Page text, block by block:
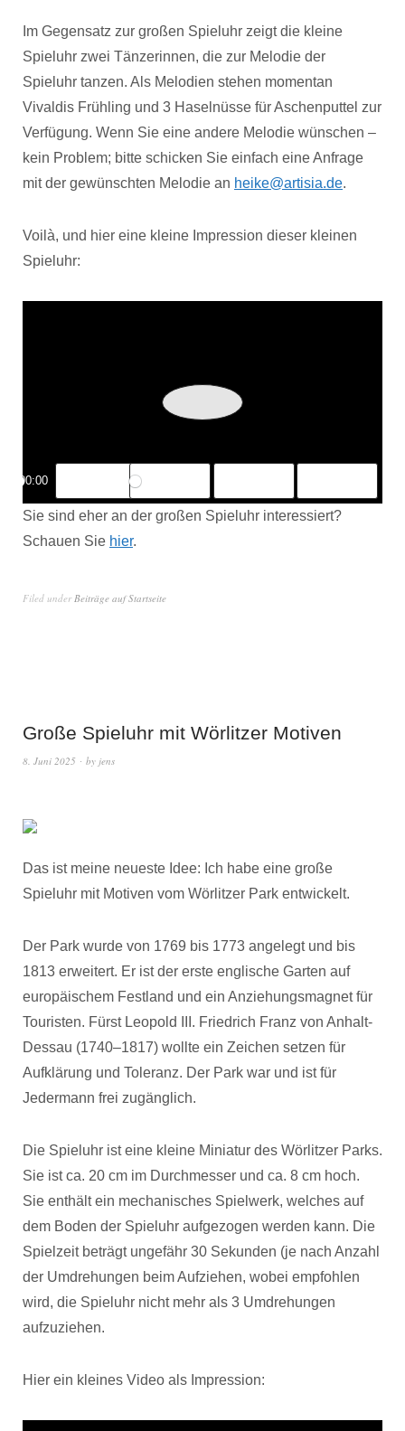
Im Gegensatz zur großen Spieluhr zeigt die kleine
Spieluhr zwei Tänzerinnen, die zur Melodie der
Spieluhr tanzen. Als Melodien stehen momentan
Vivaldis Frühling und 3 Haselnüsse für Aschenputtel zur
Verfügung. Wenn Sie eine andere Melodie wünschen –
kein Problem; bitte schicken Sie einfach eine Anfrage
mit der gewünschten Melodie an heike@artisia.de.
Voilà, und hier eine kleine Impression dieser kleinen
Spieluhr:
00:00
Mute Settings PIP
Enter
fullscreen
Play
Sie sind eher an der großen Spieluhr interessiert?
Schauen Sie hier.
Filed underBeiträge auf Startseite
Große Spieluhr mit Wörlitzer Motiven
8. Juni 2025 by jens
Das ist meine neueste Idee: Ich habe eine große
Spieluhr mit Motiven vom Wörlitzer Park entwickelt.
Der Park wurde von 1769 bis 1773 angelegt und bis
1813 erweitert. Er ist der erste englische Garten auf
europäischem Festland und ein Anziehungsmagnet für
Touristen. Fürst Leopold III. Friedrich Franz von Anhalt-
Dessau (1740–1817) wollte ein Zeichen setzen für
Aufklärung und Toleranz. Der Park war und ist für
Jedermann frei zugänglich.
Die Spieluhr ist eine kleine Miniatur des Wörlitzer Parks.
Sie ist ca. 20 cm im Durchmesser und ca. 8 cm hoch.
Sie enthält ein mechanisches Spielwerk, welches auf
dem Boden der Spieluhr aufgezogen werden kann. Die
Spielzeit beträgt ungefähr 30 Sekunden (je nach Anzahl
der Umdrehungen beim Aufziehen, wobei empfohlen
wird, die Spieluhr nicht mehr als 3 Umdrehungen
aufzuziehen.
Hier ein kleines Video als Impression: